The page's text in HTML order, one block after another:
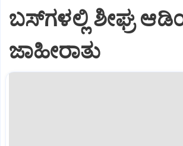
ಬಸ್‌ಗಳಲ್ಲಿ ಶೀಘ್ರ
ಜಾಹೀರಾತು